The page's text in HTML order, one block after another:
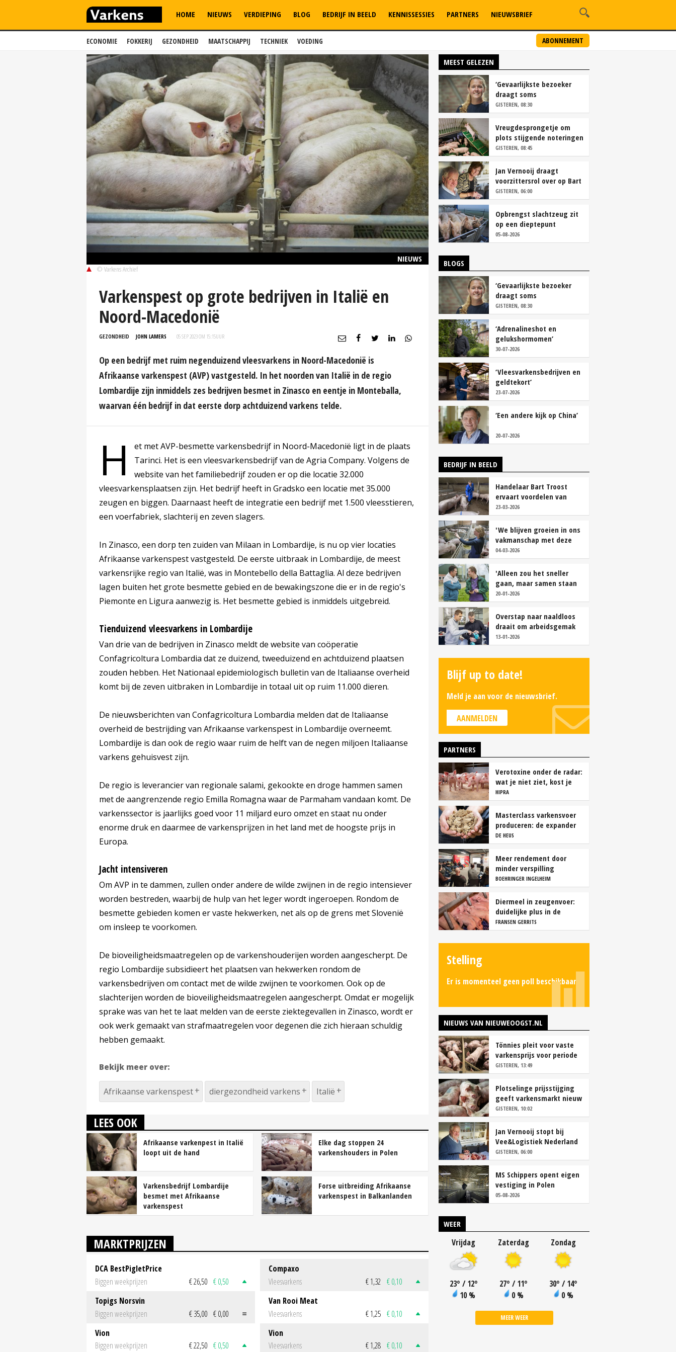
ECONOMIE FOKKERIJ GEZONDHEID MAATSCHAPPIJ TECHNIEK VOEDING ABONNEMENT
HOME NIEUWS VERDIEPING BLOG BEDRIJF IN BEELD KENNISSESSIES PARTNERS NIEUWSBRIEF
NIEUWS
© Varkens Archief
Varkenspest op grote bedrijven in Italië en
Noord-Macedonië
GEZONDHEID JOHN LAMERS 05 SEP 2023 OM 15:15UUR
Op een bedrijf met ruim negenduizend vleesvarkens in Noord-Macedonië is
Afrikaanse varkenspest (AVP) vastgesteld. In het noorden van Italië in de regio
Lombardije zijn inmiddels zes bedrijven besmet in Zinasco en eentje in Monteballa,
waarvan één bedrijf in dat eerste dorp achtduizend varkens telde.
H
et met AVP-besmette varkensbedrijf in Noord-Macedonië ligt in de plaats
Tarinci. Het is een vleesvarkensbedrijf van de Agria Company. Volgens de
website van het familiebedrijf zouden er op die locatie 32.000
vleesvarkensplaatsen zijn. Het bedrijf heeft in Gradsko een locatie met 35.000
zeugen en biggen. Daarnaast heeft de integratie een bedrijf met 1.500 vleesstieren,
een voerfabriek, slachterij en zeven slagers.
In Zinasco, een dorp ten zuiden van Milaan in Lombardije, is nu op vier locaties
Afrikaanse varkenspest vastgesteld. De eerste uitbraak in Lombardije, de meest
varkensrijke regio van Italië, was in Montebello della Battaglia. Al deze bedrijven
lagen buiten het grote besmette gebied en de bewakingszone die er in de regio's
Piemonte en Ligura aanwezig is. Het besmette gebied is inmiddels uitgebreid.
Tienduizend vleesvarkens in Lombardije
Van drie van de bedrijven in Zinasco meldt de website van coöperatie
Confagricoltura Lombardia dat ze duizend, tweeduizend en achtduizend plaatsen
zouden hebben. Het Nationaal epidemiologisch bulletin van de Italiaanse overheid
komt bij de zeven uitbraken in Lombardije in totaal uit op ruim 11.000 dieren.
De nieuwsberichten van Confagricoltura Lombardia melden dat de Italiaanse
overheid de bestrijding van Afrikaanse varkenspest in Lombardije overneemt.
Lombardije is dan ook de regio waar ruim de helft van de negen miljoen Italiaanse
varkens gehuisvest zijn.
De regio is leverancier van regionale salami, gekookte en droge hammen samen
met de aangrenzende regio Emilla Romagna waar de Parmaham vandaan komt. De
varkenssector is jaarlijks goed voor 11 miljard euro omzet en staat nu onder
enorme druk en daarmee de varkensprijzen in het land met de hoogste prijs in
Europa.
Jacht intensiveren
Om AVP in te dammen, zullen onder andere de wilde zwijnen in de regio intensiever
worden bestreden, waarbij de hulp van het leger wordt ingeroepen. Rondom de
besmette gebieden komen er vaste hekwerken, net als op de grens met Slovenië
om insleep te voorkomen.
De bioveiligheidsmaatregelen op de varkenshouderijen worden aangescherpt. De
regio Lombardije subsidieert het plaatsen van hekwerken rondom de
varkensbedrijven om contact met de wilde zwijnen te voorkomen. Ook op de
slachterijen worden de bioveiligheidsmaatregelen aangescherpt. Omdat er mogelijk
sprake was van het te laat melden van de eerste ziektegevallen in Zinasco, wordt er
ook werk gemaakt van strafmaatregelen voor degenen die zich hieraan schuldig
hebben gemaakt.
Bekijk meer over:
Afrikaanse varkenspest diergezondheid varkens Italië
LEES OOK
Afrikaanse varkenpest in Italië
loopt uit de hand
Elke dag stoppen 24
varkenshouders in Polen
Varkensbedrijf Lombardije
besmet met Afrikaanse
varkenspest
Forse uitbreiding Afrikaanse
varkenspest in Balkanlanden
MARKTPRIJZEN
DCA BestPigletPrice
Biggen weekprijzen
€ 26,50 € 0,50
Topigs Norsvin
Biggen weekprijzen
€ 35,00 € 0,00
Vion
Biggen weekprijzen
€ 22,50 € 0,50
Compaxo
Vleesvarkens
€ 1,32 € 0,10
Van Rooi Meat
Vleesvarkens
€ 1,25 € 0,10
Vion
Vleesvarkens
€ 1,28 € 0,10
MEEST GELEZEN
‘Gevaarlijkste bezoeker
draagt soms
overschoenen’
GISTEREN, 08:30
Vreugdesprongetje om
plots stijgende noteringen
GISTEREN, 08:45
Jan Vernooij draagt
voorzittersrol over op Bart
Camps
GISTEREN, 06:00
Opbrengst slachtzeug zit
op een dieptepunt
05-08-2026
BLOGS
‘Gevaarlijkste bezoeker
draagt soms
overschoenen’
GISTEREN, 08:30
‘Adrenalineshot en
gelukshormomen’
30-07-2026
‘Vleesvarkensbedrijven en
geldtekort’
23-07-2026
‘Een andere kijk op China’
20-07-2026
BEDRIJF IN BEELD
Handelaar Bart Troost
ervaart voordelen van
coöperatieve voerfusie
23-03-2026
'We blijven groeien in ons
vakmanschap met deze
teamaanpak'
04-03-2026
'Alleen zou het sneller
gaan, maar samen staan
we stukken sterker'
20-01-2026
Overstap naar naaldloos
draait om arbeidsgemak
en diervriendelijkheid
13-01-2026
Blijf up to date!
Meld je aan voor de nieuwsbrief.
AANMELDEN
PARTNERS
Verotoxine onder de radar:
wat je niet ziet, kost je
wel geld
HIPRA
Masterclass varkensvoer
produceren: de expander
DE HEUS
Meer rendement door
minder verspilling
BOEHRINGER INGELHEIM
Diermeel in zeugenvoer:
duidelijke plus in de
kraamstal
FRANSEN GERRITS
Stelling
Er is momenteel geen poll beschikbaar.
NIEUWS VAN NIEUWEOOGST.NL
Tönnies pleit voor vaste
varkensprijs voor periode
van zes maanden
GISTEREN, 13:49
Plotselinge prijsstijging
geeft varkensmarkt nieuw
perspectief
GISTEREN, 10:02
Jan Vernooij stopt bij
Vee&Logistiek Nederland
GISTEREN, 06:00
MS Schippers opent eigen
vestiging in Polen
05-08-2026
WEER
Vrijdag
23° / 12°
10 %
Zaterdag
27° / 11°
0 %
Zondag
30° / 14°
0 %
MEER WEER